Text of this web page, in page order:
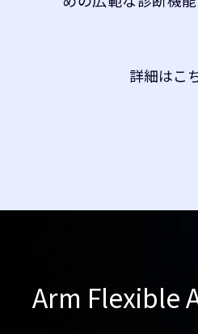
詳細はこ
Arm Flexible